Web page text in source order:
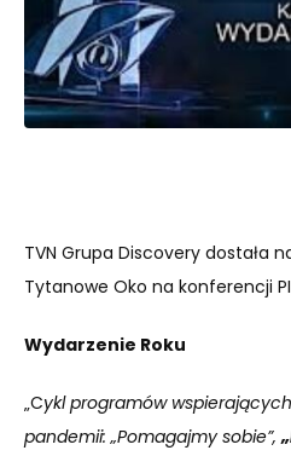
TVN Grupa Discovery dostała
Tytanowe Oko na konferencji
Wydarzenie Roku
„Cykl programów
pandemii: „Pomagajmy sobie”,